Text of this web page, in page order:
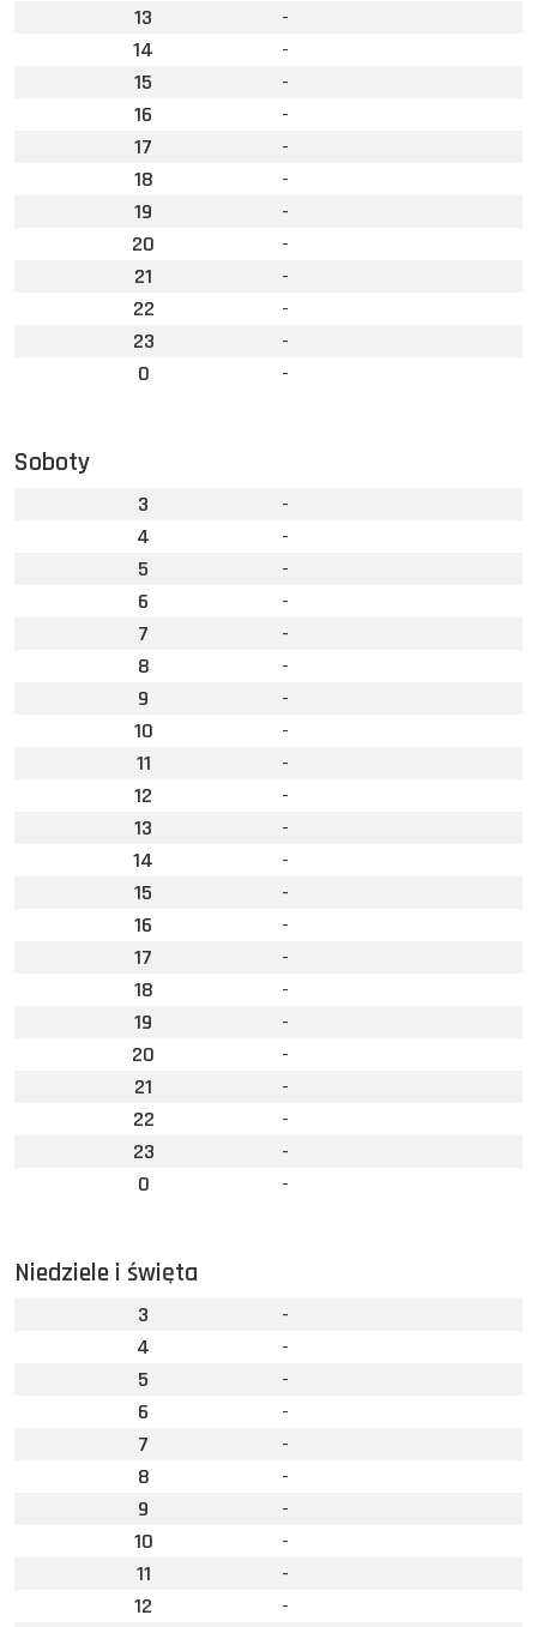
13
-
14
-
15
-
16
-
17
-
18
-
19
-
20
-
21
-
22
-
23
-
0
-
Soboty
3
-
4
-
5
-
6
-
7
-
8
-
9
-
10
-
11
-
12
-
13
-
14
-
15
-
16
-
17
-
18
-
19
-
20
-
21
-
22
-
23
-
0
-
Niedziele i święta
3
-
4
-
5
-
6
-
7
-
8
-
9
-
10
-
11
-
12
-